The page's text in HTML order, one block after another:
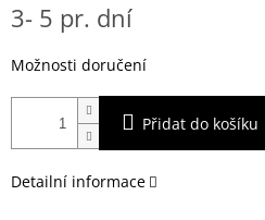
cena:
3- 5 pr. dní
Možnosti doručení
Přidat do košíku
Detailní informace